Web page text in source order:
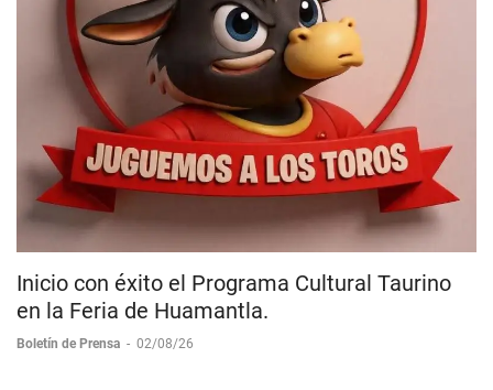
Inicio con éxito el Programa Cultural Taurino
en la Feria de Huamantla.
Boletín de Prensa - 02/08/26